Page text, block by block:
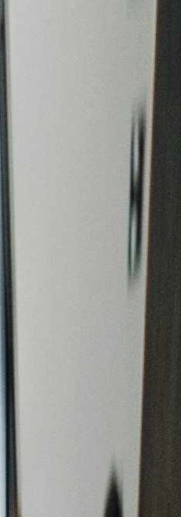
SOLICITE INFORMAÇÕES
LOGIN